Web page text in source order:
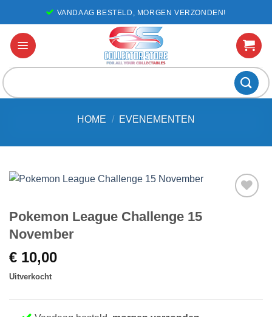
naar
inhoud
VANDAAG BESTELD, MORGEN VERZONDEN!
HOME / EVENEMENTEN
Pokemon League Challenge 15
November
€ 10,00
Uitverkocht